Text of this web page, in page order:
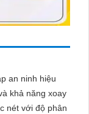
an ninh hiệu
nét với độ phân